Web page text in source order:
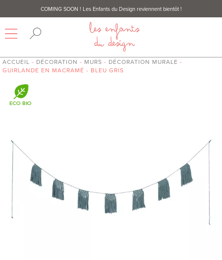
COMING SOON ! Les Enfants du Design reviennent bientôt !
ACCUEIL - DÉCORATION - MURS - DÉCORATION MURALE -
GUIRLANDE EN MACRAMÉ - BLEU GRIS